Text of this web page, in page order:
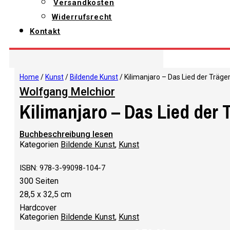
Versandkosten
Widerrufsrecht
Kontakt
Home / Kunst/ Bildende Kunst/ Kilimanjaro – Das Lied der Träger
Wolfgang Melchior
Kilimanjaro – Das Lied der
Buchbeschreibung lesen
Kategorien Bildende Kunst, Kunst
ISBN: 978-3-99098-104-7
300 Seiten
28,5 x 32,5 cm
Hardcover
Kategorien Bildende Kunst, Kunst